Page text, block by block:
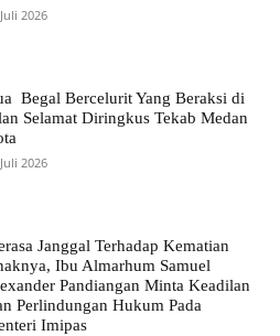
2026
Begal Bercelurit Yang Beraksi di
Selamat Diringkus Tekab Medan
2026
Janggal Terhadap Kematian
Ibu Almarhum Samuel
Pandiangan Minta Keadilan
Perlindungan Hukum Pada
Imipas